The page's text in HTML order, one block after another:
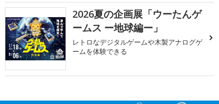
2026夏の企画展「ウーたんゲ
ームス ー地球編ー」
レトロなデジタルゲームや木製アナログゲ
ームを体験できる